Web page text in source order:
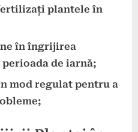
plantele în
în îngrijirea
de iarnă;
mod regulat pentru a